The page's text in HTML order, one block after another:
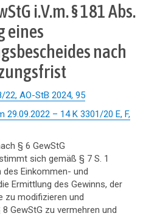
i.V.m. § 181 Abs.
eines
nach
22, AO-StB 2024, 95
29.09.2022 – 14 K 3301/20 E, F,
§ 6 GewStG
sich gemäß § 7 S. 1
Einkommen- und
Ermittlung des Gewinns, der
zu modifizieren und
GewStG zu vermehren und